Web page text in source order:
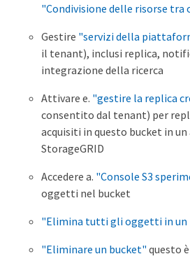
"Condivisione delle risorse tra
Gestire "servizi della
il tenant), inclusi replica,
integrazione della ricerca
Attivare e. "gestire la replica
consentito dal tenant) per
acquisiti in questo bucket in
StorageGRID
Accedere a. "Console S3
oggetti nel bucket
"Elimina tutti gli oggetti in un
"Eliminare un bucket" questo